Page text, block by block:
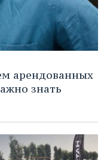
арендованных
знать